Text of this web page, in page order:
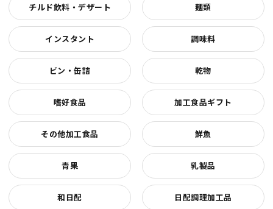
チルド飲料・デザート 麺類
インスタント 調味料
ビン・缶詰 乾物
嗜好食品 加工食品ギフト
その他加工食品 鮮魚
青果 乳製品
和日配 日配調理加工品